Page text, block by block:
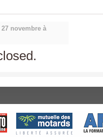
novembre à